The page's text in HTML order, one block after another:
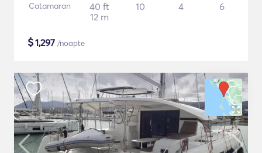
Catamaran
40 ft
12 m
10 4 6
$1,297 /noapte